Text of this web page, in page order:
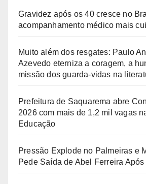
Gravidez após os 40 cresce no
acompanhamento médico mais
Muito além dos resgates: Paulo
Azevedo eterniza a coragem, a
missão dos guarda-vidas na
Prefeitura de Saquarema abre
2026 com mais de 1,2 mil vagas
Educação
Pressão Explode no Palmeiras e
Pede Saída de Abel Ferreira